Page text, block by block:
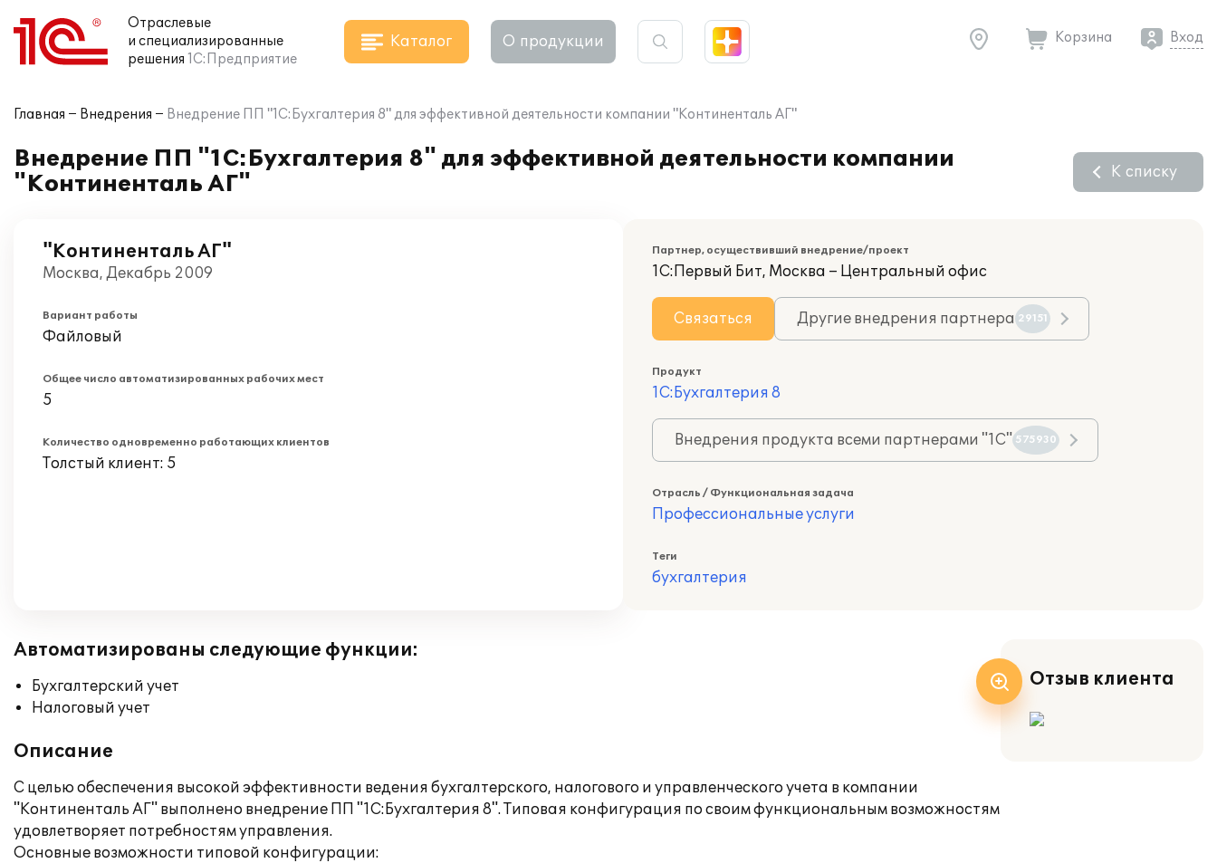
Отраслевые
и специализированные
решения 1С:Предприятие
Каталог О продукции Корзина Вход
Главная Внедрения Внедрение ПП "1С:Бухгалтерия 8" для эффективной деятельности компании "Континенталь АГ"
Внедрение ПП "1С:Бухгалтерия 8" для эффективной деятельности компании
"Континенталь АГ"
К списку
"Континенталь АГ"
Москва, Декабрь 2009
Вариант работы
Файловый
Общее число автоматизированных рабочих мест
5
Количество одновременно работающих клиентов
Толстый клиент: 5
Партнер, осуществивший внедрение/проект
1С:Первый Бит, Москва – Центральный офис
Связаться Другие внедрения партнера 29151
Продукт
1С:Бухгалтерия 8
Внедрения продукта всеми партнерами "1С" 575930
Отрасль / Функциональная задача
Профессиональные услуги
Теги
бухгалтерия
Автоматизированы следующие функции:
Бухгалтерский учет
Налоговый учет
Описание
С целью обеспечения высокой эффективности ведения бухгалтерского, налогового и управленческого учета в компании
"Континенталь АГ" выполнено внедрение ПП "1С:Бухгалтерия 8". Типовая конфигурация по своим функциональным возможностям
удовлетворяет потребностям управления.
Основные возможности типовой конфигурации:
Отзыв клиента